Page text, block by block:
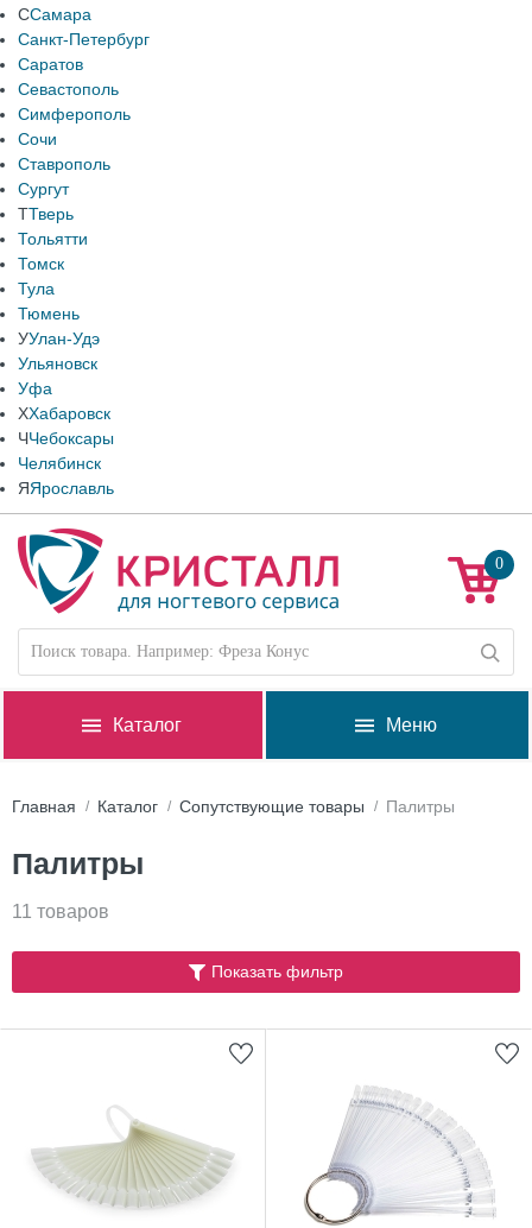
ССамара
Санкт-Петербург
Саратов
Севастополь
Симферополь
Сочи
Ставрополь
Сургут
ТТверь
Тольятти
Томск
Тула
Тюмень
УУлан-Удэ
Ульяновск
Уфа
ХХабаровск
ЧЧебоксары
Челябинск
ЯЯрославль
0
Каталог Меню
Главная Каталог Сопутствующие товары Палитры
Палитры
11 товаров
Показать фильтр